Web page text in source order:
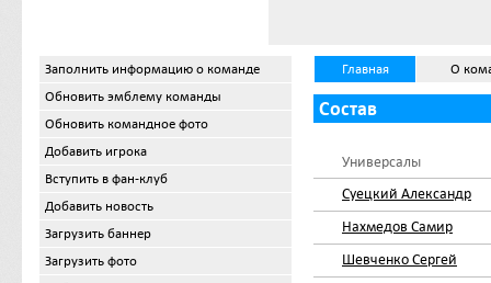
Заполнить информацию о команде
Обновить эмблему команды
Обновить командное фото
Добавить игрока
Вступить в фан-клуб
Добавить новость
Загрузить баннер
Загрузить фото
Главная О
Состав
Универсалы
Суецкий Александр
Нахмедов Самир
Шевченко Сергей